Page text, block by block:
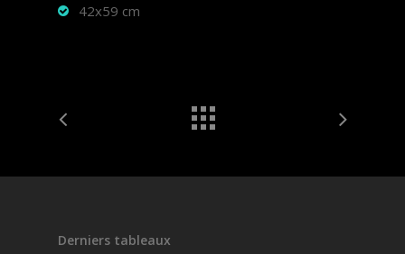
42x59 cm
Derniers tableaux